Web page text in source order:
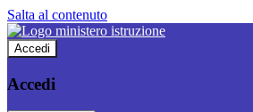
Salta al contenuto
Accedi
Accedi